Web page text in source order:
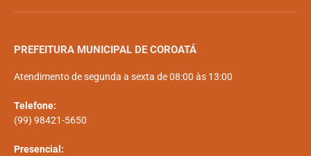
PREFEITURA MUNICIPAL DE COROATÁ
Atendimento de segunda a sexta de 08:00 às 13:00
Telefone:
(99) 98421-5650
Presencial: